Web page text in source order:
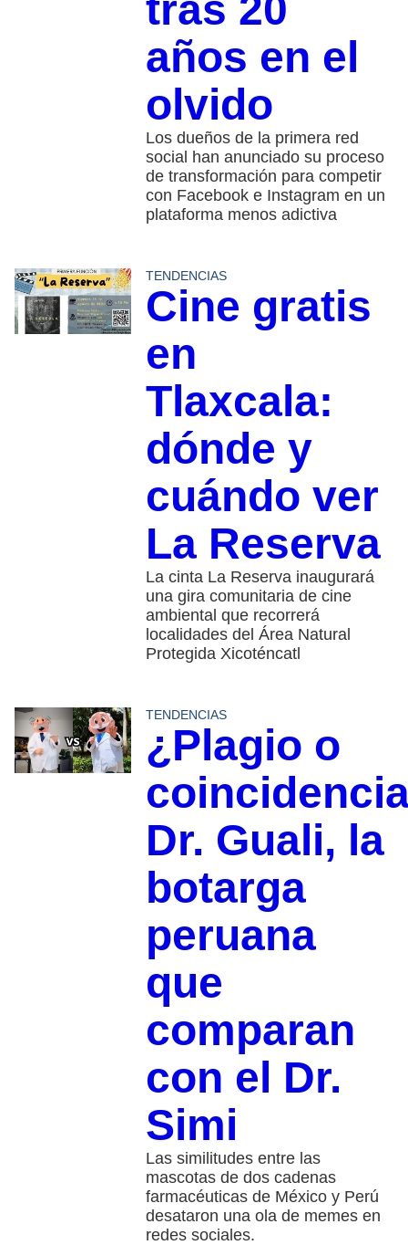
años en el
olvido
Los dueños de la primera red
social han anunciado su proceso
de transformación para competir
con Facebook e Instagram en un
plataforma menos adictiva
TENDENCIAS
Cine gratis
en
Tlaxcala:
dónde y
cuándo ver
La Reserva
La cinta La Reserva inaugurará
una gira comunitaria de cine
ambiental que recorrerá
localidades del Área Natural
Protegida Xicoténcatl
TENDENCIAS
¿Plagio o
Dr. Guali, la
botarga
peruana
que
comparan
con el Dr.
Simi
Las similitudes entre las
mascotas de dos cadenas
farmacéuticas de México y Perú
desataron una ola de memes en
redes sociales.